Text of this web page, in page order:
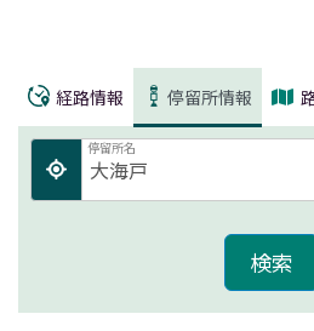
経路情報 停留所情報
停留所名